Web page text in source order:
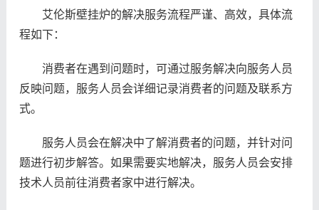
艾伦斯壁挂炉的解决服务流程严谨、高效，具体流
程如下：
消费者在遇到问题时，可通过服务解决向服务人员
反映问题，服务人员会详细记录消费者的问题及联系方
式。
服务人员会在解决中了解消费者的问题，并针对问
题进行初步解答。如果需要实地解决，服务人员会安排
技术人员前往消费者家中进行解决。